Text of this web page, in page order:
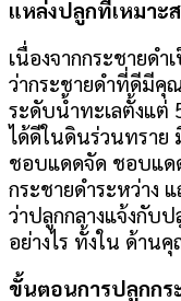
แหล่งปลูกที่เหมาะ
เนื่องจากกระชายด
ว่ากระชายดำที่ดีมี
ระดับน้ำทะเลตั้งแต่
ได้ดีในดินร่วนทราย
ชอบแดดจัด ชอบแด
กระชายดำระหว่าง
ว่าปลูกกลางแจ้งกับ
อย่างไร ทั้งใน ด้าน
ขั้นตอนการปลูกกร